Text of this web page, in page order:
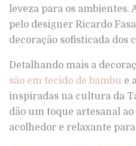
leveza para os ambientes.
pelo designer Ricardo
decoração sofisticada dos
Detalhando mais a
são em tecido de bambu e
inspiradas na cultura da
dão um toque artesanal
acolhedor e relaxante para